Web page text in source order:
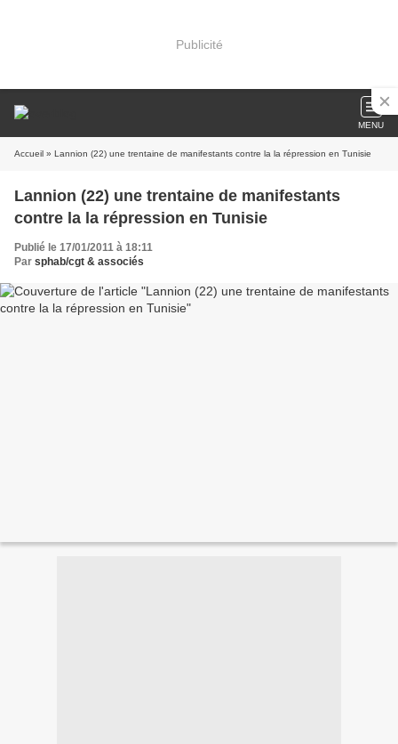
Publicité
MENU
Accueil » Lannion (22) une trentaine de manifestants contre la la répression en Tunisie
Lannion (22) une trentaine de manifestants
contre la la répression en Tunisie
Publié le 17/01/2011 à 18:11
Par sphab/cgt & associés